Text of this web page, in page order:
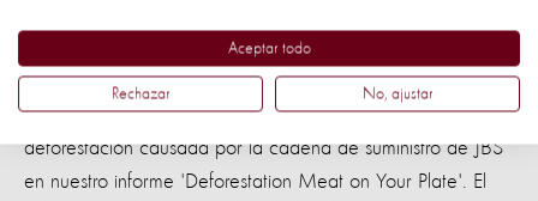
La revelaciónde la conexión entre la carne de res
vendida en los supermercados neerlandeses y la
deforestación causada por la cadena de suministro de JBS
en nuestro informe 'Deforestation Meat on Your Plate'. El
Aceptar todo
Rechazar No, ajustar